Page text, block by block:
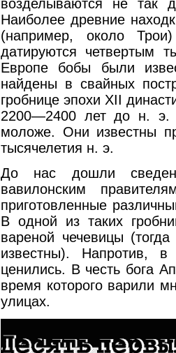
возделываются не так
Наиболее древние
(например, около
датируются четвертым
Европе бобы были
найдены в свайных
гробнице эпохи ХII
2200—2400 лет до н. э.
моложе. Они известны
тысячелетия н. э.
До нас дошли
вавилонским
приготовленные
В одной из таких
вареной чечевицы
известны). Напротив,
ценились. В честь бога
время которого варили
улицах.